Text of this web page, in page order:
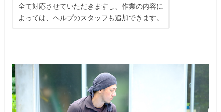
全て対応させていただきますし、作業の内容に
よっては、ヘルプのスタッフも追加できます。